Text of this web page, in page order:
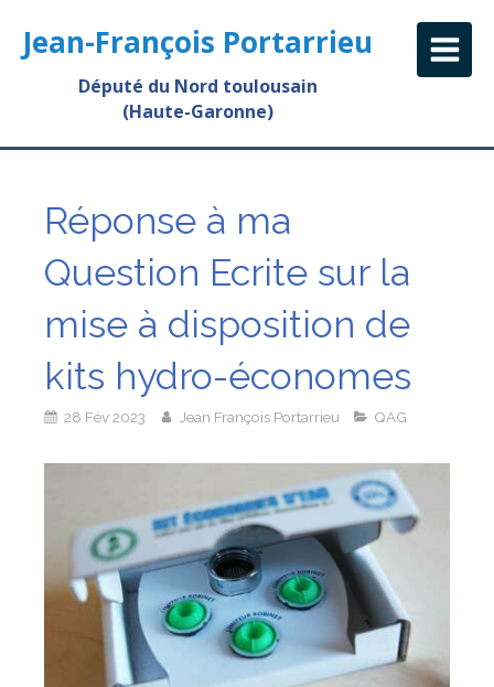
Jean-François Portarrieu
Député du Nord toulousain
(Haute-Garonne)
Réponse à ma
Question Ecrite sur la
mise à disposition de
kits hydro-économes
28 Fév 2023 Jean François Portarrieu QAG